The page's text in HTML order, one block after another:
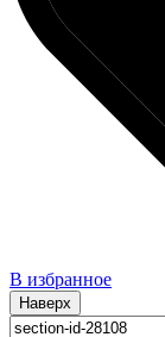
В избранное
Наверх